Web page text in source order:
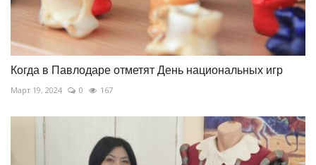
Когда в Павлодаре отметят День национальных игр
Март 19, 2024 0 167